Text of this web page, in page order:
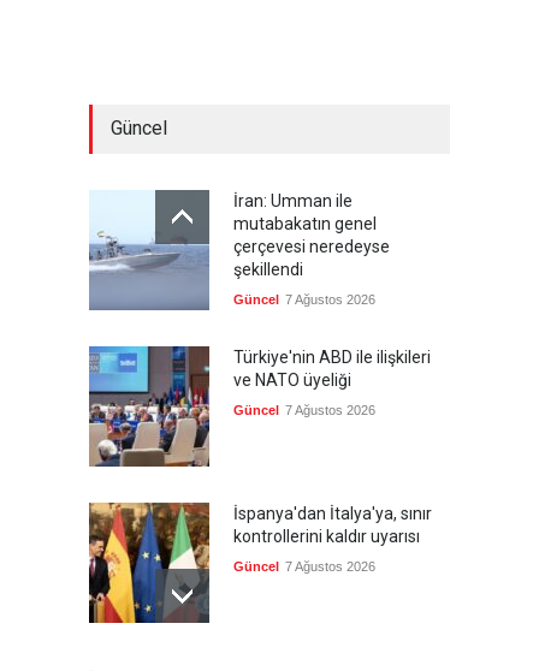
Güncel
İran: Umman ile
mutabakatın genel
çerçevesi neredeyse
şekillendi
Güncel 7 Ağustos 2026
Türkiye'nin ABD ile ilişkileri
ve NATO üyeliği
Güncel 7 Ağustos 2026
İspanya'dan İtalya'ya, sınır
kontrollerini kaldır uyarısı
Güncel 7 Ağustos 2026